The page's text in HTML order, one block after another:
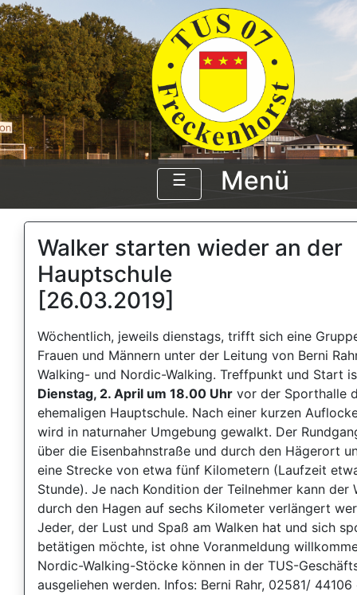
☰ Menü
Walker starten wieder an der
Hauptschule
[26.03.2019]
Wöchentlich, jeweils dienstags, trifft sich eine
Frauen und Männern unter der Leitung von Berni
Walking- und Nordic-Walking. Treffpunkt und Start
Dienstag, 2. April um 18.00 Uhr vor der Sporthalle
ehemaligen Hauptschule. Nach einer kurzen
wird in naturnaher Umgebung gewalkt. Der
über die Eisenbahnstraße und durch den Hägerort
eine Strecke von etwa fünf Kilometern (Laufzeit
Stunde). Je nach Kondition der Teilnehmer kann der
durch den Hagen auf sechs Kilometer verlängert
Jeder, der Lust und Spaß am Walken hat und sich
betätigen möchte, ist ohne Voranmeldung
Nordic-Walking-Stöcke können in der TUS-
ausgeliehen werden. Infos: Berni Rahr, 02581/ 44106